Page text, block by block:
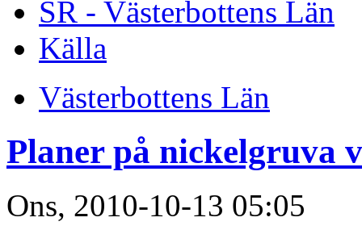
SR - Västerbottens Län
Källa
Västerbottens Län
Planer på nickelgruva
Ons, 2010-10-13 05:05